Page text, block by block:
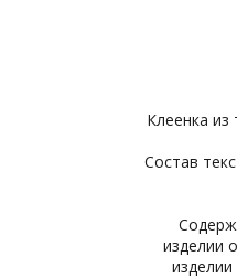
Клеенка из
Состав
изделии